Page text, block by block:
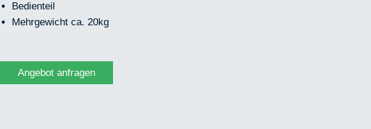
Bedienteil
Mehrgewicht ca. 20kg
Angebot anfragen